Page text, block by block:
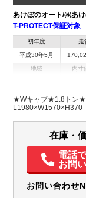
あけぼのオート/㈱あ
T-PROTECT保証対象
初年度
平成30年5月
走
地域 内寸
パワステ
★Wキャブ★1.8トン
L1980×W1570×H370
在庫・
電話
お問
お問い合わせ